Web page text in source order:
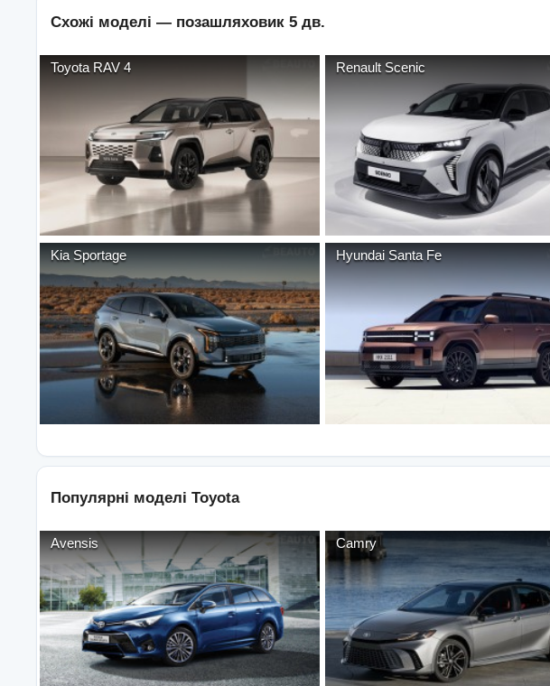
Схожі моделі — позашляховик 5 дв.
Toyota RAV 4 Renault Scenic
Kia Sportage Hyundai Santa Fe
Популярні моделі Toyota
Avensis Camry